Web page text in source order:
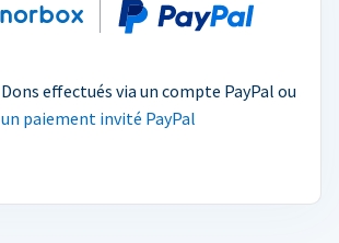
Dons effectués via un compte PayPal ou
un paiement invité PayPal